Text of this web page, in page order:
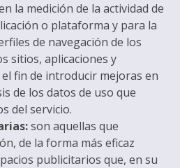
la medición de la actividad de
o plataforma y para la
de navegación de los
sitios, aplicaciones y
fin de introducir mejoras en
de los datos de uso que
del servicio.
son aquellas que
de la forma más eficaz
publicitarios que, en su